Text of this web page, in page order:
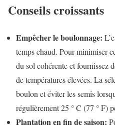
Conseils croissants
Empêcher le boulonnage:
temps chaud. Pour minimiser
du sol cohérente et fournissez
de températures élevées. La
boulon et éviter les semis
régulièrement 25 ° C (77 ° F)
Plantation en fin de saison: